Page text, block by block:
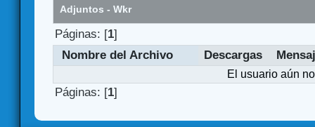
Adjuntos - Wkr
Páginas: [1]
Nombre del Archivo
Descargas
El usuario aún
Páginas: [1]